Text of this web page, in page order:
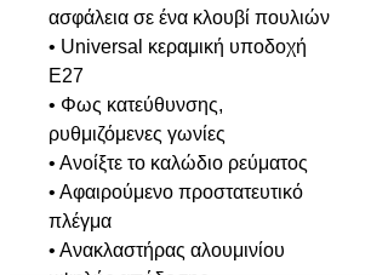
ασφάλεια σε ένα κλουβί πουλιών
• Universal κεραμική υποδοχή
E27
• Φως κατεύθυνσης,
ρυθμιζόμενες γωνίες
• Ανοίξτε το καλώδιο ρεύματος
• Αφαιρούμενο προστατευτικό
πλέγμα
• Ανακλαστήρας αλουμινίου